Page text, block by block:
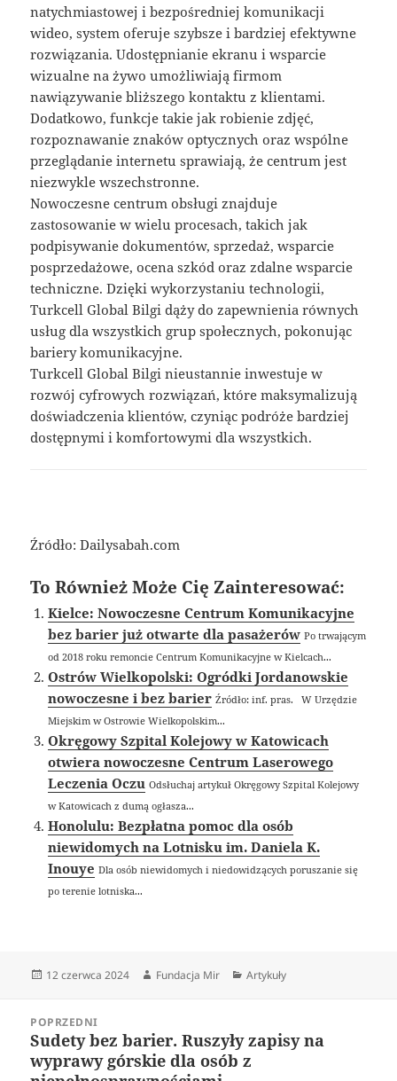
natychmiastowej i bezpośredniej komunikacji
wideo, system oferuje szybsze i bardziej efektywne
rozwiązania. Udostępnianie ekranu i wsparcie
wizualne na żywo umożliwiają firmom
nawiązywanie bliższego kontaktu z klientami.
Dodatkowo, funkcje takie jak robienie zdjęć,
rozpoznawanie znaków optycznych oraz wspólne
przeglądanie internetu sprawiają, że centrum jest
niezwykle wszechstronne.
Nowoczesne centrum obsługi znajduje
zastosowanie w wielu procesach, takich jak
podpisywanie dokumentów, sprzedaż, wsparcie
posprzedażowe, ocena szkód oraz zdalne wsparcie
techniczne. Dzięki wykorzystaniu technologii,
Turkcell Global Bilgi dąży do zapewnienia równych
usług dla wszystkich grup społecznych, pokonując
bariery komunikacyjne.
Turkcell Global Bilgi nieustannie inwestuje w
rozwój cyfrowych rozwiązań, które maksymalizują
doświadczenia klientów, czyniąc podróże bardziej
dostępnymi i komfortowymi dla wszystkich.
Źródło: Dailysabah.com
To Również Może Cię Zainteresować:
Kielce: Nowoczesne Centrum Komunikacyjne
bez barier już otwarte dla pasażerów Po trwającym
od 2018 roku remoncie Centrum Komunikacyjne w Kielcach...
Ostrów Wielkopolski: Ogródki Jordanowskie
nowoczesne i bez barier Źródło: inf. pras. W Urzędzie
Miejskim w Ostrowie Wielkopolskim...
Okręgowy Szpital Kolejowy w Katowicach
otwiera nowoczesne Centrum Laserowego
Leczenia Oczu Odsłuchaj artykuł Okręgowy Szpital Kolejowy
w Katowicach z dumą ogłasza...
Honolulu: Bezpłatna pomoc dla osób
niewidomych na Lotnisku im. Daniela K.
Inouye Dla osób niewidomych i niedowidzących poruszanie się
po terenie lotniska...
Data
12 czerwca 2024 Autor
Fundacja Mir Kategorie
Artykuły
wpisuPOPRZEDNI
Poprzedni
wpis:
Sudety bez barier. Ruszyły zapisy na
wyprawy górskie dla osób z